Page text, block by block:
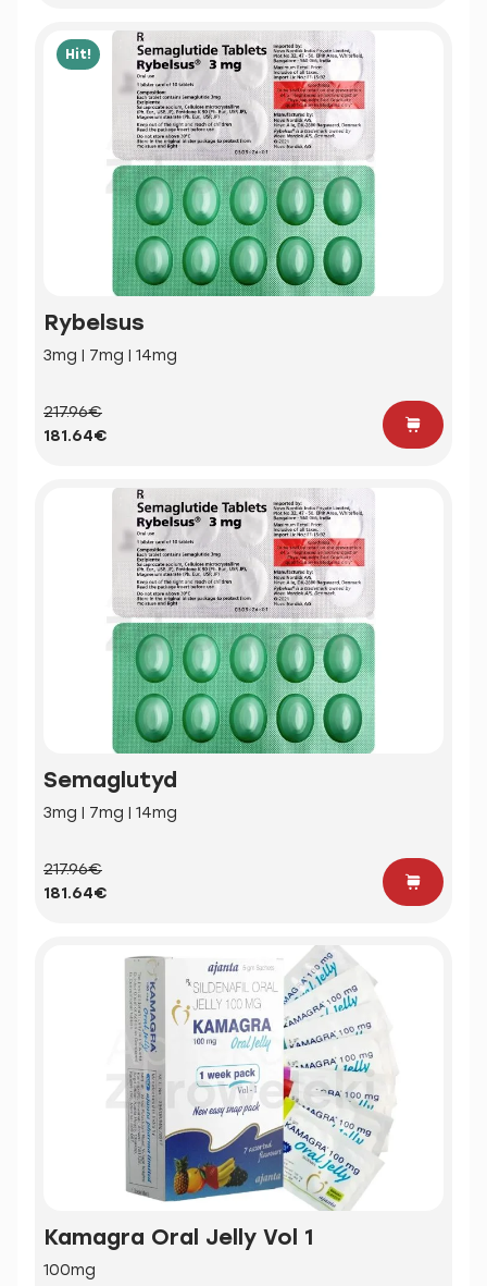
Hit!
Rybelsus
3mg | 7mg | 14mg
217.96€
181.64€
Semaglutyd
3mg | 7mg | 14mg
217.96€
181.64€
Kamagra Oral Jelly Vol 1
100mg